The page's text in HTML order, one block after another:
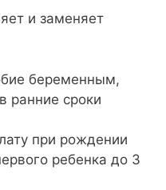
и заменяет
беременным,
ранние сроки
при рождении
ребенка до 3